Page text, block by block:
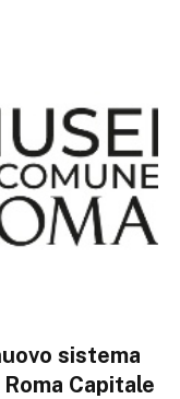
sistema
Capitale